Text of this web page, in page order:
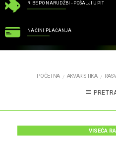
RIBE PO NARUDŽBI - POŠALJI UPIT
NAČINI PLAĆANJA
POČETNA / AKVARISTIKA /
VISEĆA